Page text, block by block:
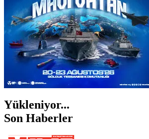
Yükleniyor...
Son Haberler